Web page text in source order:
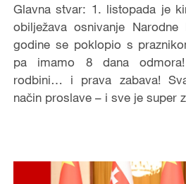
y
V
i
d
o
Glavna stvar: 1. listopada je
obilježava osnivanje
godine se poklopio s
pa imamo 8 dana odmora
rodbini… i prava zabava!
način proslave – i sve je super